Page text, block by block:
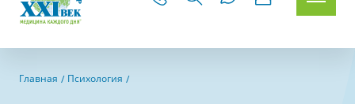
Главная Психология